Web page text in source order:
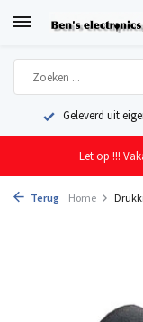
Geleverd uit
Let op !!!
Terug Home